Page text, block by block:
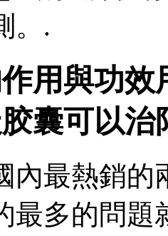
。.
用與功
囊可以治
內最熱銷的
最多的問